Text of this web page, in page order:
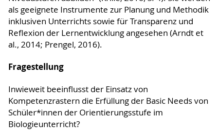
als geeignete Instrumente zur Planung und Methodik
inklusiven Unterrichts sowie für Transparenz und
Reflexion der Lernentwicklung angesehen (Arndt et
al., 2014; Prengel, 2016).
Fragestellung
Inwieweit beeinflusst der Einsatz von
Kompetenzrastern die Erfüllung der Basic Needs von
Schüler*innen der Orientierungsstufe im
Biologieunterricht?